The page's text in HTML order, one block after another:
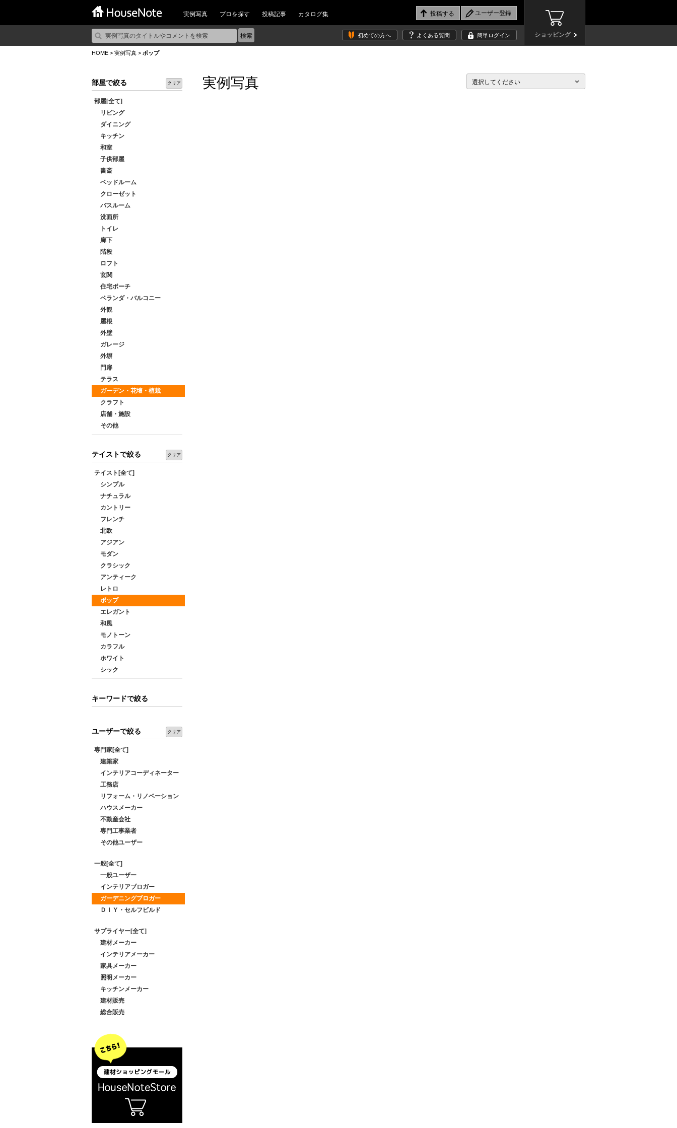
実例写真 プロを探す 投稿記事 カタログ集
ショッピング
初めての方へ よくある質問 簡単ログイン
HOME > 実例写真 > ポップ
部屋で絞る クリア
部屋[全て]
リビング
ダイニング
キッチン
和室
子供部屋
書斎
ベッドルーム
クローゼット
バスルーム
洗面所
トイレ
廊下
階段
ロフト
玄関
住宅ポーチ
ベランダ・バルコニー
外観
屋根
外壁
ガレージ
外塀
門扉
テラス
ガーデン・花壇・植栽
クラフト
店舗・施設
その他
テイストで絞る クリア
テイスト[全て]
シンプル
ナチュラル
カントリー
フレンチ
北欧
アジアン
モダン
クラシック
アンティーク
レトロ
ポップ
エレガント
和風
モノトーン
カラフル
ホワイト
シック
キーワードで絞る
ユーザーで絞る クリア
専門家[全て]
建築家
インテリアコーディネーター
工務店
リフォーム・リノベーション
ハウスメーカー
不動産会社
専門工事業者
その他ユーザー
一般[全て]
一般ユーザー
インテリアブロガー
ガーデニングブロガー
ＤＩＹ・セルフビルド
サプライヤー[全て]
建材メーカー
インテリアメーカー
家具メーカー
照明メーカー
キッチンメーカー
建材販売
総合販売
実例写真 選択してください